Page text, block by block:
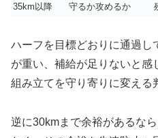
35km以降
守るか攻めるか
ハーフを目標どおりに通過し
が重い、補給が足りないと
組み立てを守り寄りに変える
逆に30kmまで余裕があるな